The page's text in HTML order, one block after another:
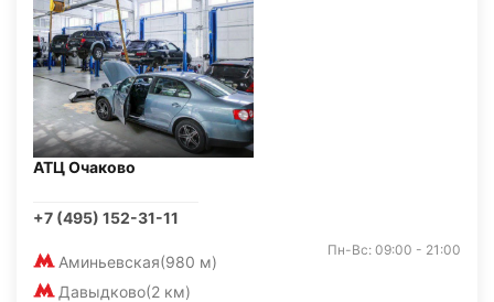
АТЦ Очаково
+7 (495) 152-31-11
Аминьевская(980 м)
Давыдково(2 км)
Пн-Вс: 09:00 - 21:00